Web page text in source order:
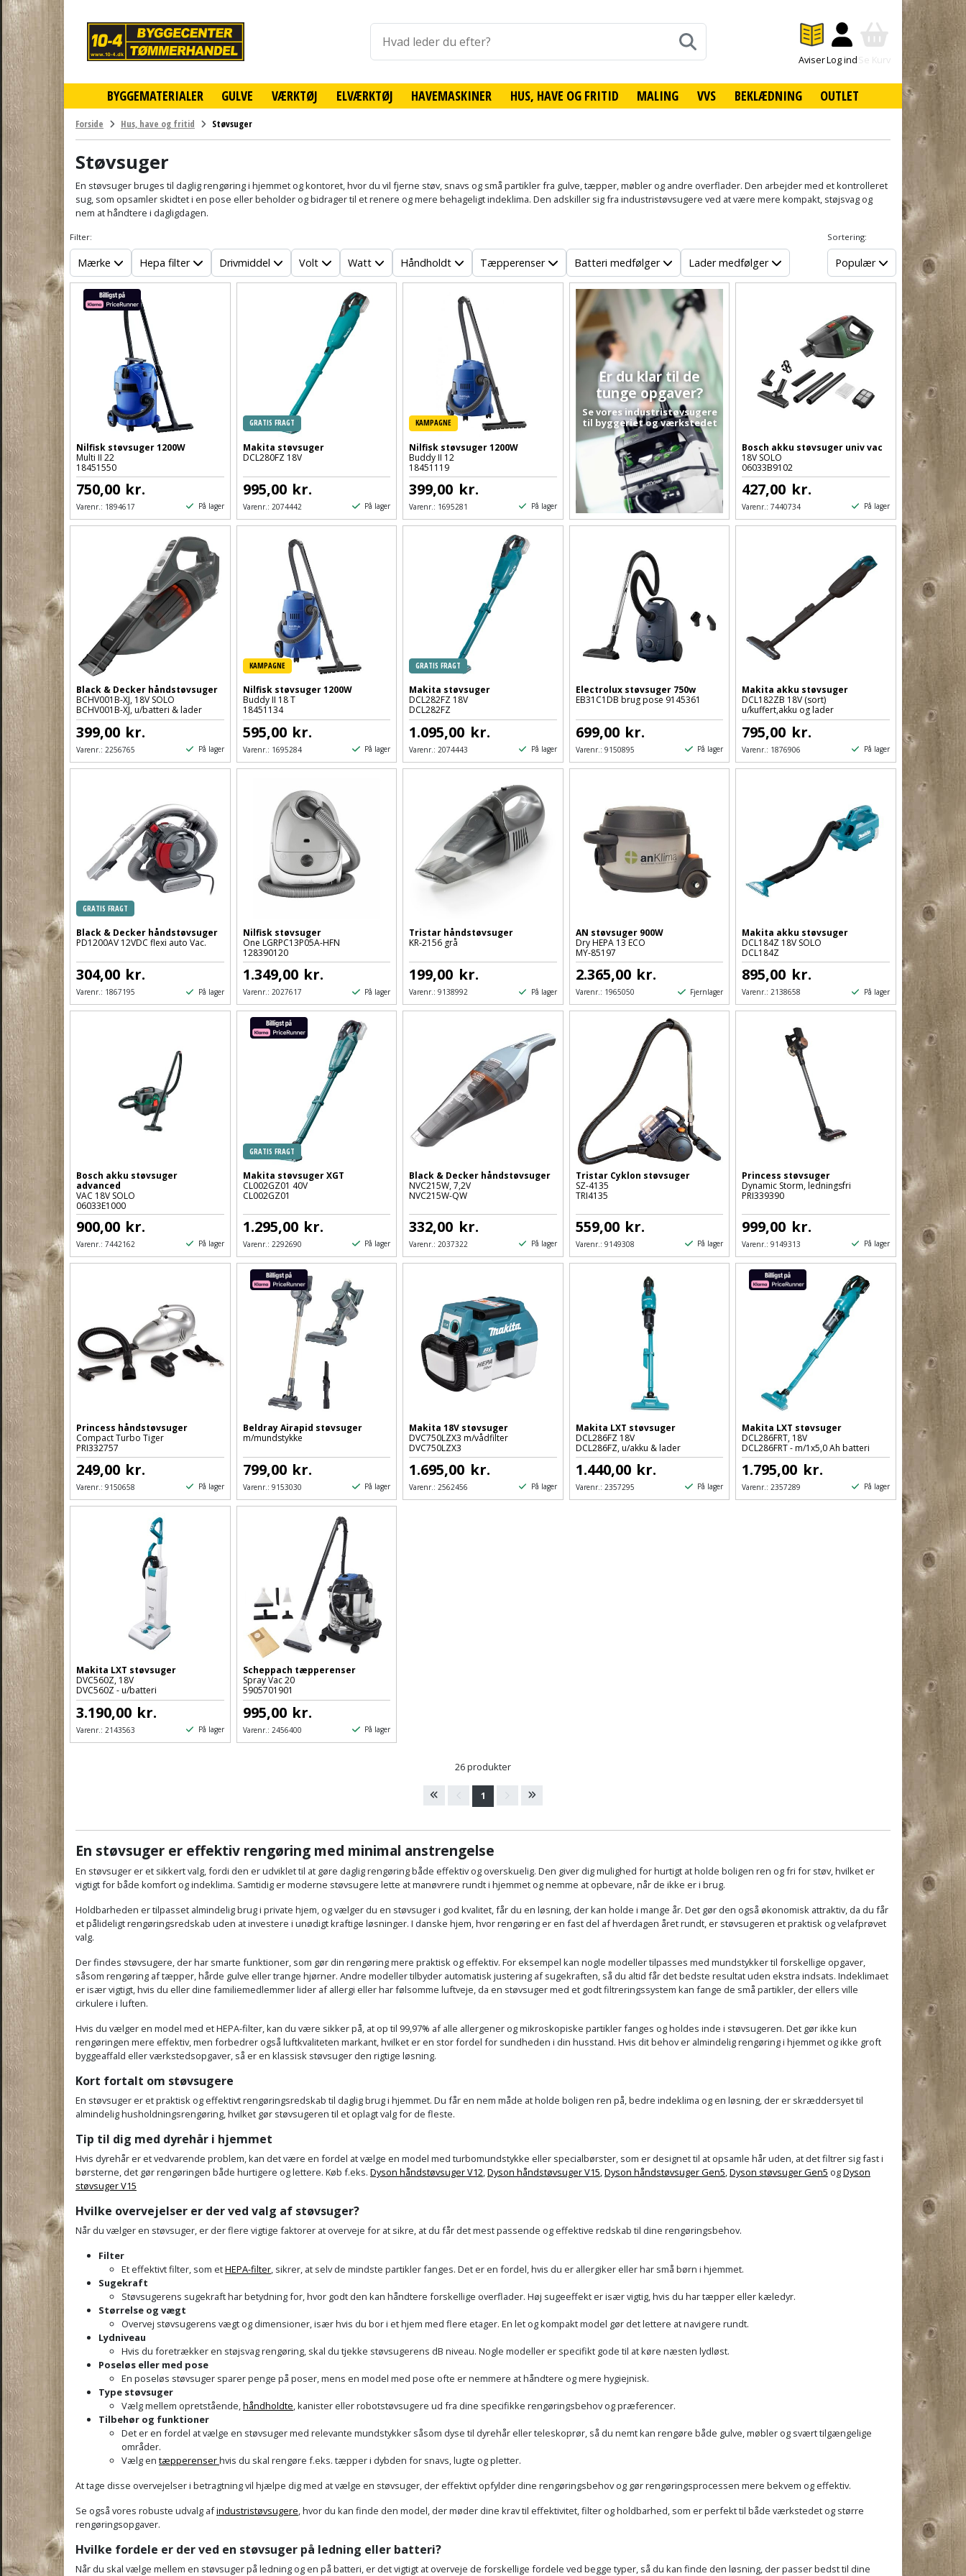
BYGGEMATERIALER GULVE VÆRKTØJ ELVÆRKTØJ HAVEMASKINER HUS, HAVE OG FRITID MALING VVS BEKLÆDNING OUTLET
online
byggemarked
og
tømmerhandel
-
AviserLog indSe Kurv
Forside Hus, have og fritid Støvsuger
Støvsuger
En støvsuger bruges til daglig rengøring i hjemmet og kontoret, hvor du vil fjerne støv, snavs og små partikler fra gulve, tæpper, møbler og andre overflader. Den arbejder med et kontrolleret
sug, som opsamler skidtet i en pose eller beholder og bidrager til et renere og mere behageligt indeklima. Den adskiller sig fra industristøvsugere ved at være mere kompakt, støjsvag og
nem at håndtere i dagligdagen.
Filter:
Mærke Hepa filter Drivmiddel Volt Watt Håndholdt Tæpperenser Batteri medfølger Lader medfølger
Sortering:
Populær
Nilfisk støvsuger 1200W
Multi II 22
18451550
750,00 kr.
Varenr.: 1894617 På lager
GRATIS FRAGT
Makita støvsuger
DCL280FZ 18V
995,00 kr.
Varenr.: 2074442 På lager
KAMPAGNE
Nilfisk støvsuger 1200W
Buddy II 12
18451119
399,00 kr.
Varenr.: 1695281 På lager
Er du klar til de
tunge opgaver?
Se vores industristøvsugere
til byggeriet og værkstedet
Bosch akku støvsuger univ vac
18V SOLO
06033B9102
427,00 kr.
Varenr.: 7440734 På lager
Black & Decker håndstøvsuger
BCHV001B-XJ, 18V SOLO
BCHV001B-XJ, u/batteri & lader
399,00 kr.
Varenr.: 2256765 På lager
KAMPAGNE
Nilfisk støvsuger 1200W
Buddy II 18 T
18451134
595,00 kr.
Varenr.: 1695284 På lager
GRATIS FRAGT
Makita støvsuger
DCL282FZ 18V
DCL282FZ
1.095,00 kr.
Varenr.: 2074443 På lager
Electrolux støvsuger 750w
EB31C1DB brug pose 9145361
699,00 kr.
Varenr.: 9150895 På lager
Makita akku støvsuger
DCL182ZB 18V (sort)
u/kuffert,akku og lader
795,00 kr.
Varenr.: 1876906 På lager
GRATIS FRAGT
Black & Decker håndstøvsuger
PD1200AV 12VDC flexi auto Vac.
304,00 kr.
Varenr.: 1867195 På lager
Nilfisk støvsuger
One LGRPC13P05A-HFN
128390120
1.349,00 kr.
Varenr.: 2027617 På lager
Tristar håndstøvsuger
KR-2156 grå
199,00 kr.
Varenr.: 9138992 På lager
AN støvsuger 900W
Dry HEPA 13 ECO
MY-85197
2.365,00 kr.
Varenr.: 1965050 Fjernlager
Makita akku støvsuger
DCL184Z 18V SOLO
DCL184Z
895,00 kr.
Varenr.: 2138658 På lager
Bosch akku støvsuger
advanced
VAC 18V SOLO
06033E1000
900,00 kr.
Varenr.: 7442162 På lager
GRATIS FRAGT
Makita støvsuger XGT
CL002GZ01 40V
CL002GZ01
1.295,00 kr.
Varenr.: 2292690 På lager
Black & Decker håndstøvsuger
NVC215W, 7,2V
NVC215W-QW
332,00 kr.
Varenr.: 2037322 På lager
Tristar Cyklon støvsuger
SZ-4135
TRI4135
559,00 kr.
Varenr.: 9149308 På lager
Princess støvsuger
Dynamic Storm, ledningsfri
PRI339390
999,00 kr.
Varenr.: 9149313 På lager
Princess håndstøvsuger
Compact Turbo Tiger
PRI332757
249,00 kr.
Varenr.: 9150658 På lager
Beldray Airapid støvsuger
m/mundstykke
799,00 kr.
Varenr.: 9153030 På lager
Makita 18V støvsuger
DVC750LZX3 m/vådfilter
DVC750LZX3
1.695,00 kr.
Varenr.: 2562456 På lager
Makita LXT støvsuger
DCL286FZ 18V
DCL286FZ, u/akku & lader
1.440,00 kr.
Varenr.: 2357295 På lager
Makita LXT støvsuger
DCL286FRT, 18V
DCL286FRT - m/1x5,0 Ah batteri
1.795,00 kr.
Varenr.: 2357289 På lager
Makita LXT støvsuger
DVC560Z, 18V
DVC560Z - u/batteri
3.190,00 kr.
Varenr.: 2143563 På lager
Scheppach tæpperenser
Spray Vac 20
5905701901
995,00 kr.
Varenr.: 2456400 På lager
26 produkter
1
En støvsuger er effektiv rengøring med minimal anstrengelse
En støvsuger er et sikkert valg, fordi den er udviklet til at gøre daglig rengøring både effektiv og overskuelig. Den giver dig mulighed for hurtigt at holde boligen ren og fri for støv, hvilket er
vigtigt for både komfort og indeklima. Samtidig er moderne støvsugere lette at manøvrere rundt i hjemmet og nemme at opbevare, når de ikke er i brug.
Holdbarheden er tilpasset almindelig brug i private hjem, og vælger du en støvsuger i god kvalitet, får du en løsning, der kan holde i mange år. Det gør den også økonomisk attraktiv, da du får
et pålideligt rengøringsredskab uden at investere i unødigt kraftige løsninger. I danske hjem, hvor rengøring er en fast del af hverdagen året rundt, er støvsugeren et praktisk og velafprøvet
valg.
Der findes støvsugere, der har smarte funktioner, som gør din rengøring mere praktisk og effektiv. For eksempel kan nogle modeller tilpasses med mundstykker til forskellige opgaver,
såsom rengøring af tæpper, hårde gulve eller trange hjørner. Andre modeller tilbyder automatisk justering af sugekraften, så du altid får det bedste resultat uden ekstra indsats. Indeklimaet
er især vigtigt, hvis du eller dine familiemedlemmer lider af allergi eller har følsomme luftveje, da en støvsuger med et godt filtreringssystem kan fange de små partikler, der ellers ville
cirkulere i luften.
Hvis du vælger en model med et HEPA-filter, kan du være sikker på, at op til 99,97% af alle allergener og mikroskopiske partikler fanges og holdes inde i støvsugeren. Det gør ikke kun
rengøringen mere effektiv, men forbedrer også luftkvaliteten markant, hvilket er en stor fordel for sundheden i din husstand. Hvis dit behov er almindelig rengøring i hjemmet og ikke groft
byggeaffald eller værkstedsopgaver, så er en klassisk støvsuger den rigtige løsning.
Kort fortalt om støvsugere
En støvsuger er et praktisk og effektivt rengøringsredskab til daglig brug i hjemmet. Du får en nem måde at holde boligen ren på, bedre indeklima og en løsning, der er skræddersyet til
almindelig husholdningsrengøring, hvilket gør støvsugeren til et oplagt valg for de fleste.
Tip til dig med dyrehår i hjemmet
Hvis dyrehår er et vedvarende problem, kan det være en fordel at vælge en model med turbomundstykke eller specialbørster, som er designet til at opsamle hår uden, at det filtrer sig fast i
børsterne, det gør rengøringen både hurtigere og lettere. Køb f.eks. Dyson håndstøvsuger V12 Dyson håndstøvsuger V15 Dyson håndstøvsuger Gen5 Dyson støvsuger Gen5 ogDyson
støvsuger V15
Hvilke overvejelser er der ved valg af støvsuger?
Når du vælger en støvsuger, er der flere vigtige faktorer at overveje for at sikre, at du får det mest passende og effektive redskab til dine rengøringsbehov.
Filter
Et effektivt filter, som etHEPA-filter , sikrer, at selv de mindste partikler fanges. Det er en fordel, hvis du er allergiker eller har små børn i hjemmet.
Sugekraft
Støvsugerens sugekraft har betydning for, hvor godt den kan håndtere forskellige overflader. Høj sugeeffekt er især vigtig, hvis du har tæpper eller kæledyr.
Størrelse og vægt
Overvej støvsugerens vægt og dimensioner, især hvis du bor i et hjem med flere etager. En let og kompakt model gør det lettere at navigere rundt.
Lydniveau
Hvis du foretrækker en støjsvag rengøring, skal du tjekke støvsugerens dB niveau. Nogle modeller er specifikt gode til at køre næsten lydløst.
Poseløs eller med pose
En poseløs støvsuger sparer penge på poser, mens en model med pose ofte er nemmere at håndtere og mere hygiejnisk.
Type støvsuger
Vælg mellem opretstående, håndholdte , kanister eller robotstøvsugere ud fra dine specifikke rengøringsbehov og præferencer.
Tilbehør og funktioner
Det er en fordel at vælge en støvsuger med relevante mundstykker såsom dyse til dyrehår eller teleskoprør, så du nemt kan rengøre både gulve, møbler og svært tilgængelige
områder.
Vælg en tæpperenserhvis du skal rengøre f.eks. tæpper i dybden for snavs, lugte og pletter.
At tage disse overvejelser i betragtning vil hjælpe dig med at vælge en støvsuger, der effektivt opfylder dine rengøringsbehov og gør rengøringsprocessen mere bekvem og effektiv.
Se også vores robuste udvalg afindustristøvsugere , hvor du kan finde den model, der møder dine krav til effektivitet, filter og holdbarhed, som er perfekt til både værkstedet og større
rengøringsopgaver.
Hvilke fordele er der ved en støvsuger på ledning eller batteri?
Når du skal vælge mellem en støvsuger på ledning og en på batteri, er det vigtigt at overveje de forskellige fordele ved begge typer, så du kan finde den løsning, der passer bedst til dine